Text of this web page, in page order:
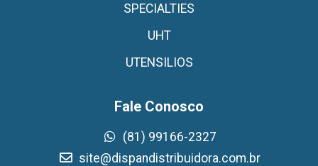
SPECIALTIES
UHT
UTENSILIOS
Fale Conosco
(81) 99166-2327
site@dispandistribuidora.com.br